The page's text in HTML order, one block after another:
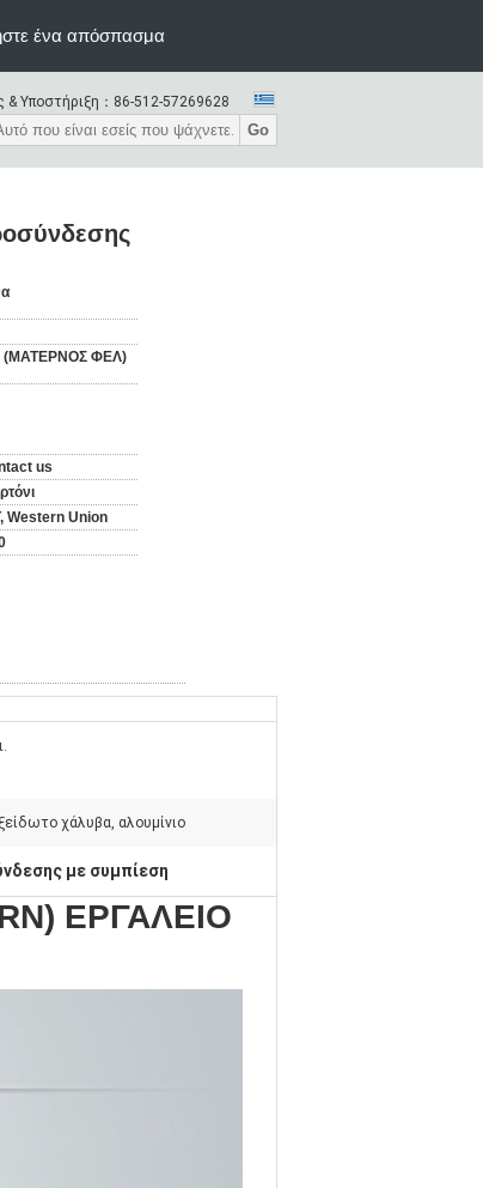
ένα απόσπασμα
Υποστήριξη： 86-512-57269628
Go
(ΜΑΤΕΡΝΟΣ ΦΕΛ)
us
Western Union
χάλυβα, αλουμίνιο
με συμπίεση
ΕΡΓΑΛΕΙΟ